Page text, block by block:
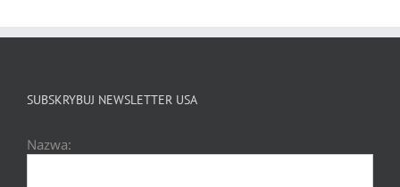
SUBSKRYBUJ NEWSLETTER USA
Nazwa: